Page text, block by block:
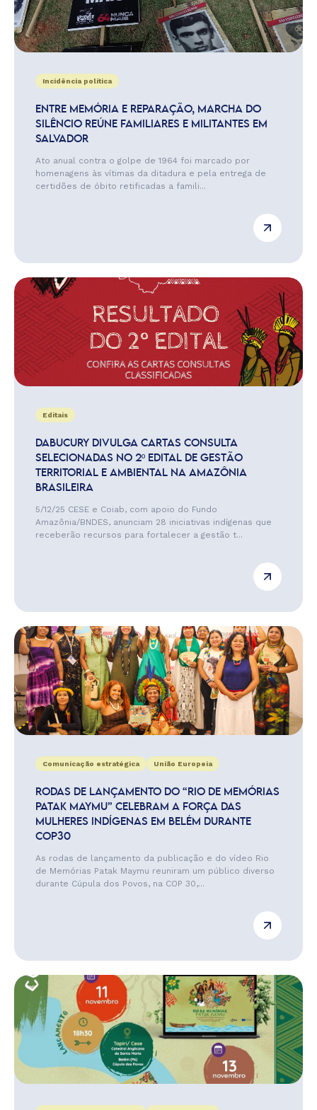
Incidência política
ENTRE MEMÓRIA E REPARAÇÃO, MARCHA DO
SILÊNCIO REÚNE FAMILIARES E MILITANTES EM
SALVADOR
Ato anual contra o golpe de 1964 foi marcado por
homenagens às vítimas da ditadura e pela entrega de
certidões de óbito retificadas a famili...
Editais
DABUCURY DIVULGA CARTAS CONSULTA
SELECIONADAS NO 2º EDITAL DE GESTÃO
TERRITORIAL E AMBIENTAL NA AMAZÔNIA
BRASILEIRA
5/12/25 CESE e Coiab, com apoio do Fundo
Amazônia/BNDES, anunciam 28 iniciativas indígenas que
receberão recursos para fortalecer a gestão t...
Comunicação estratégica União Europeia
RODAS DE LANÇAMENTO DO “RIO DE MEMÓRIAS
PATAK MAYMU” CELEBRAM A FORÇA DAS
MULHERES INDÍGENAS EM BELÉM DURANTE
COP30
As rodas de lançamento da publicação e do vídeo Rio
de Memórias Patak Maymu reuniram um público diverso
durante Cúpula dos Povos, na COP 30,...